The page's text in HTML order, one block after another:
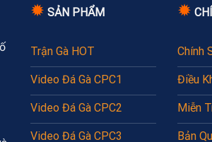
✹ SẢN PHẨM
Trận Gà HOT
Video Đá Gà CPC1
Video Đá Gà CPC2
Video Đá Gà CPC3
✹
Chính
Điều
Miễn
Bản